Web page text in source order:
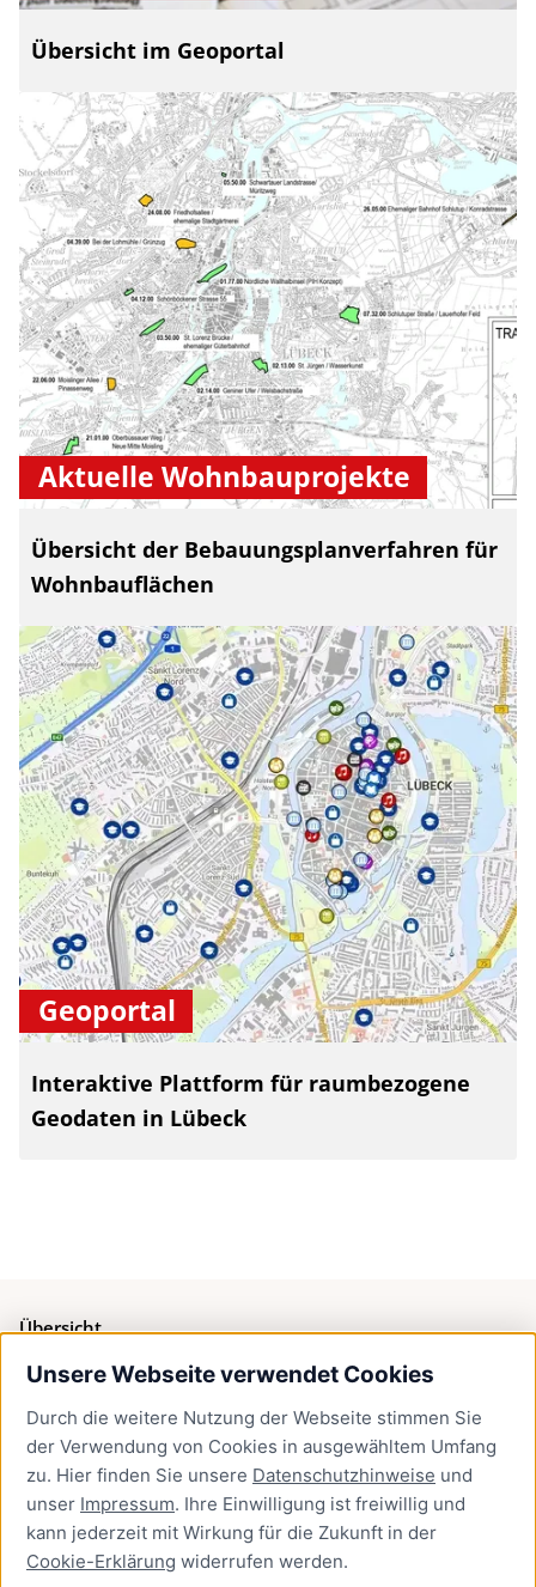
Unsere Webseite verwendet Cookies
Durch die weitere Nutzung der Webseite stimmen Sie
der Verwendung von Cookies in ausgewähltem Umfang
zu. Hier finden Sie unsere Datenschutzhinweise und
unser Impressum. Ihre Einwilligung ist freiwillig und
kann jederzeit mit Wirkung für die Zukunft in der
Cookie-Erklärung widerrufen werden.
Übersicht im Geoportal
Aktuelle Wohnbauprojekte
Übersicht der Bebauungsplanverfahren für
Wohnbauflächen
Geoportal
Interaktive Plattform für raumbezogene
Geodaten in Lübeck
Übersicht
Bürgerservice
Presse
Newsletter Lübeck:kompakt
Kontakt
Kontakt